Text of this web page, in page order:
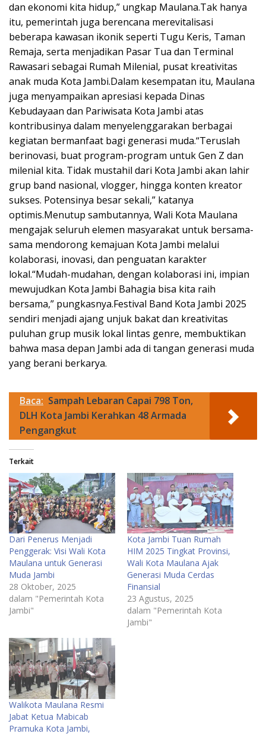
dan ekonomi kita hidup,” ungkap Maulana.Tak hanya
itu, pemerintah juga berencana merevitalisasi
beberapa kawasan ikonik seperti Tugu Keris, Taman
Remaja, serta menjadikan Pasar Tua dan Terminal
Rawasari sebagai Rumah Milenial, pusat kreativitas
anak muda Kota Jambi.Dalam kesempatan itu, Maulana
juga menyampaikan apresiasi kepada Dinas
Kebudayaan dan Pariwisata Kota Jambi atas
kontribusinya dalam menyelenggarakan berbagai
kegiatan bermanfaat bagi generasi muda.“Teruslah
berinovasi, buat program-program untuk Gen Z dan
milenial kita. Tidak mustahil dari Kota Jambi akan lahir
grup band nasional, vlogger, hingga konten kreator
sukses. Potensinya besar sekali,” katanya
optimis.Menutup sambutannya, Wali Kota Maulana
mengajak seluruh elemen masyarakat untuk bersama-
sama mendorong kemajuan Kota Jambi melalui
kolaborasi, inovasi, dan penguatan karakter
lokal.“Mudah-mudahan, dengan kolaborasi ini, impian
mewujudkan Kota Jambi Bahagia bisa kita raih
bersama,” pungkasnya.Festival Band Kota Jambi 2025
sendiri menjadi ajang unjuk bakat dan kreativitas
puluhan grup musik lokal lintas genre, membuktikan
bahwa masa depan Jambi ada di tangan generasi muda
yang berani berkarya.
Baca: Sampah Lebaran Capai 798 Ton,
DLH Kota Jambi Kerahkan 48 Armada
Pengangkut
Terkait
Dari Penerus Menjadi
Penggerak: Visi Wali Kota
Maulana untuk Generasi
Muda Jambi
28 Oktober, 2025
dalam "Pemerintah Kota
Jambi"
Kota Jambi Tuan Rumah
HIM 2025 Tingkat Provinsi,
Wali Kota Maulana Ajak
Generasi Muda Cerdas
Finansial
23 Agustus, 2025
dalam "Pemerintah Kota
Jambi"
Walikota Maulana Resmi
Jabat Ketua Mabicab
Pramuka Kota Jambi,